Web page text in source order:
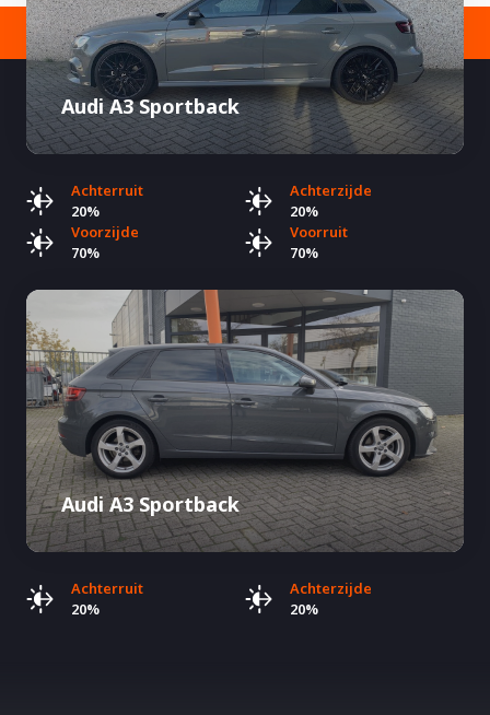
Audi A3 Sportback
Achterruit
20%
Achterzijde
20%
Voorzijde
70%
Voorruit
70%
Audi A3 Sportback
Achterruit
20%
Achterzijde
20%